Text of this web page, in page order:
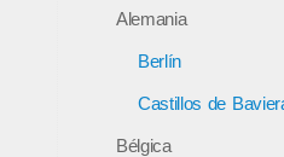
Alemania
Berlín
Castillos de
Bélgica